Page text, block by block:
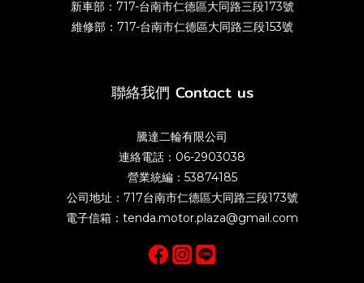
新車部：717-台南市仁德區大同路三段173號
維修部：717-台南市仁德區大同路三段153號
聯絡我們 Contact us
騰達二輪有限公司
連絡電話：06-2903038
營業統編：53874185
公司地址：717台南市仁德區大同路三段173號
電子信箱：tenda.motor.plaza@gmail.com